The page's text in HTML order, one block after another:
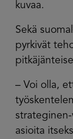
kuvaa.
Sekä
pyrkivät
– Voi olla,
asioita